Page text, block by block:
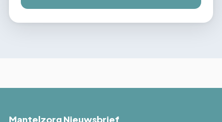
Mantelzorg Nieuwsbrief